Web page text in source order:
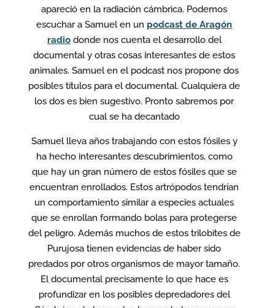
apareció en la radiación cámbrica. Podemos
escuchar a Samuel en un podcast de Aragón
radiodonde nos cuenta el desarrollo del
documental y otras cosas interesantes de estos
animales. Samuel en el podcast nos propone dos
posibles títulos para el documental. Cualquiera de
los dos es bien sugestivo. Pronto sabremos por
cual se ha decantado
Samuel lleva años trabajando con estos fósiles y
ha hecho interesantes descubrimientos, como
que hay un gran número de estos fósiles que se
encuentran enrollados. Estos artrópodos tendrían
un comportamiento similar a especies actuales
que se enrollan formando bolas para protegerse
del peligro. Además muchos de estos trilobites de
Purujosa tienen evidencias de haber sido
predados por otros organismos de mayor tamaño.
El documental precisamente lo que hace es
profundizar en los posibles depredadores del